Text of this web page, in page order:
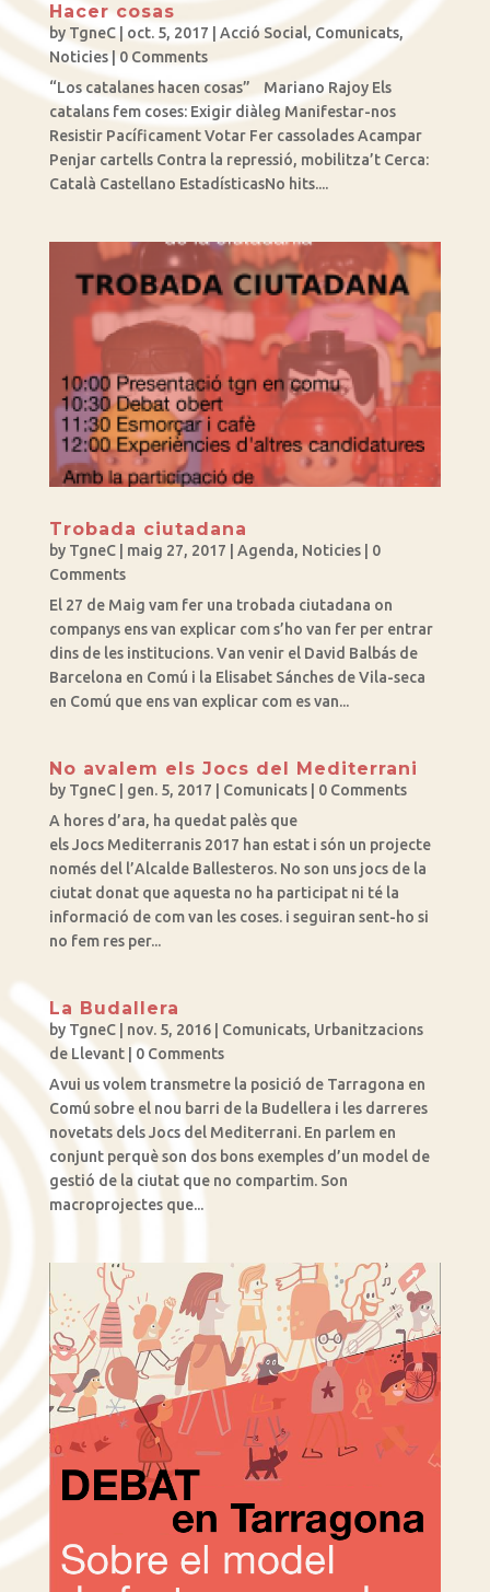
Hacer cosas
by TgneC| oct. 5, 2017 Acció Social,Comunicats,
Noticies| 0 Comments
“Los catalanes hacen cosas” Mariano Rajoy Els
catalans fem coses: Exigir diàleg Manifestar-nos
Resistir Pacíficament Votar Fer cassolades Acampar
Penjar cartells Contra la repressió, mobilitza’t Cerca:
Català Castellano EstadísticasNo hits....
Trobada ciutadana
by TgneC| maig 27, 2017 Agenda, Noticies| 0
Comments
El 27 de Maig vam fer una trobada ciutadana on
companys ens van explicar com s’ho van fer per entrar
dins de les institucions. Van venir el David Balbás de
Barcelona en Comú i la Elisabet Sánches de Vila-seca
en Comú que ens van explicar com es van...
No avalem els Jocs del Mediterrani
by TgneC| gen. 5, 2017 Comunicats| 0 Comments
A hores d’ara, ha quedat palès que
els Jocs Mediterranis 2017 han estat i són un projecte
només del l’Alcalde Ballesteros. No son uns jocs de la
ciutat donat que aquesta no ha participat ni té la
informació de com van les coses. i seguiran sent-ho si
no fem res per...
La Budallera
by TgneC| nov. 5, 2016| Comunicats, Urbanitzacions
de Llevant| 0 Comments
Avui us volem transmetre la posició de Tarragona en
Comú sobre el nou barri de la Budellera i les darreres
novetats dels Jocs del Mediterrani. En parlem en
conjunt perquè son dos bons exemples d’un model de
gestió de la ciutat que no compartim. Son
macroprojectes que...